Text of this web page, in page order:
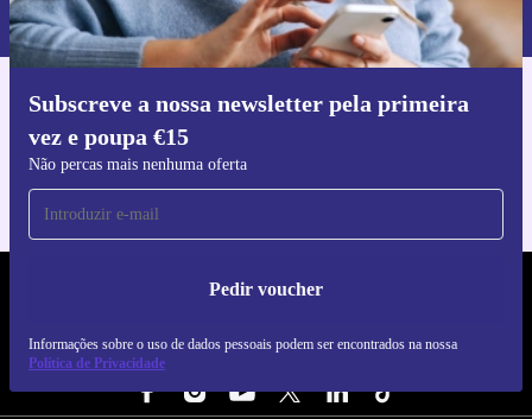
Subscreve a nossa newsletter pela primeira
vez e poupa €15
Não percas mais nenhuma oferta
Pedir voucher
Informações sobre o uso de dados pessoais podem ser encontrados na nossa
Política de Privacidade
nossa
Política de Privacidade.
Faz o download da app refurbed
Para iOS e Android
REFURBED PORTUGAL - RETHINK NEW.
SEGUE-NOS